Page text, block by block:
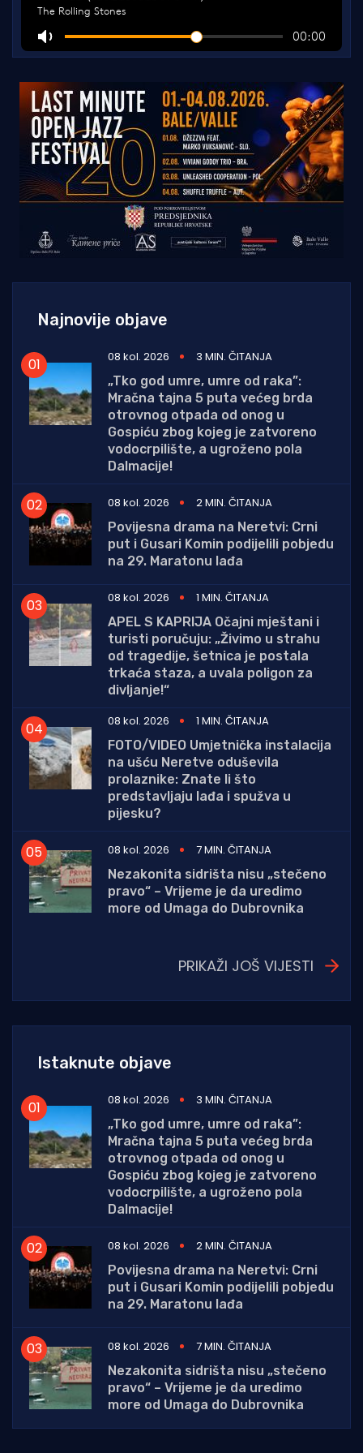
Najnovije objave
08 kol. 2026
3 MIN. ČITANJA
„Tko god umre, umre od raka”:
Mračna tajna 5 puta većeg brda
otrovnog otpada od onog u
Gospiću zbog kojeg je zatvoreno
vodocrpilište, a ugroženo pola
Dalmacije!
08 kol. 2026
2 MIN. ČITANJA
Povijesna drama na Neretvi: Crni
put i Gusari Komin podijelili pobjedu
na 29. Maratonu lađa
08 kol. 2026
1 MIN. ČITANJA
APEL S KAPRIJA Očajni mještani i
turisti poručuju: „Živimo u strahu
od tragedije, šetnica je postala
trkaća staza, a uvala poligon za
divljanje!“
08 kol. 2026
1 MIN. ČITANJA
FOTO/VIDEO Umjetnička instalacija
na ušću Neretve oduševila
prolaznike: Znate li što
predstavljaju lađa i spužva u
pijesku?
08 kol. 2026
7 MIN. ČITANJA
Nezakonita sidrišta nisu „stečeno
pravo“ – Vrijeme je da uredimo
more od Umaga do Dubrovnika
PRIKAŽI JOŠ VIJESTI
Istaknute objave
08 kol. 2026
3 MIN. ČITANJA
„Tko god umre, umre od raka”:
Mračna tajna 5 puta većeg brda
otrovnog otpada od onog u
Gospiću zbog kojeg je zatvoreno
vodocrpilište, a ugroženo pola
Dalmacije!
08 kol. 2026
2 MIN. ČITANJA
Povijesna drama na Neretvi: Crni
put i Gusari Komin podijelili pobjedu
na 29. Maratonu lađa
08 kol. 2026
7 MIN. ČITANJA
Nezakonita sidrišta nisu „stečeno
pravo“ – Vrijeme je da uredimo
more od Umaga do Dubrovnika